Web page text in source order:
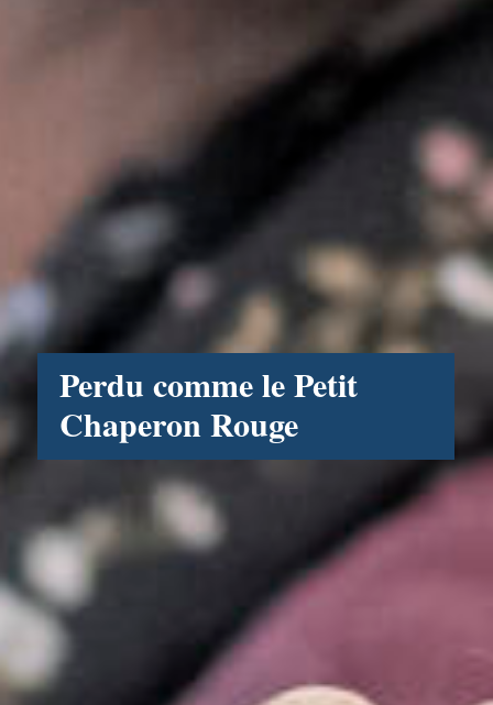
Perdu comme le Petit
Chaperon Rouge